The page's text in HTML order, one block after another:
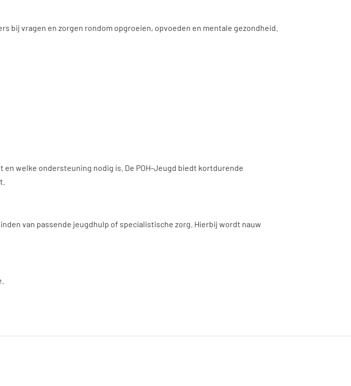
bij vragen en zorgen rondom opgroeien, opvoeden en mentale gezondheid.
welke ondersteuning nodig is. De POH-Jeugd biedt kortdurende
van passende jeugdhulp of specialistische zorg. Hierbij wordt nauw